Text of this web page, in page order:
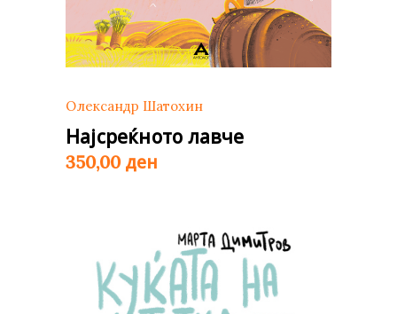
Олександр Шатохин
Најсреќното лавче
350,00 ден